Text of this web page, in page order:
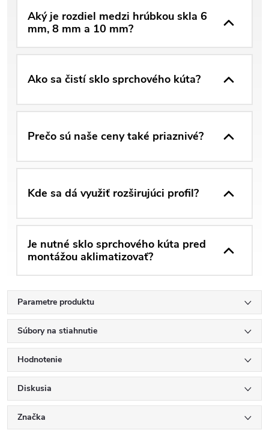
Aký je rozdiel medzi hrúbkou skla 6
mm, 8 mm a 10 mm?
Ako sa čistí sklo sprchového kúta?
Prečo sú naše ceny také priaznivé?
Kde sa dá využiť rozširujúci profil?
Je nutné sklo sprchového kúta pred
montážou aklimatizovať?
Parametre produktu
Súbory na stiahnutie
Hodnotenie
Diskusia
Značka